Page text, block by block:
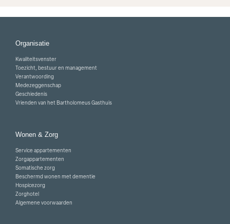
Organisatie
Kwaliteitsvenster
Toezicht, bestuur en management
Verantwoording
Medezeggenschap
Geschiedenis
Vrienden van het Bartholomeus Gasthuis
Wonen & Zorg
Service appartementen
Zorgappartementen
Somatische zorg
Beschermd wonen met dementie
Hospicezorg
Zorghotel
Algemene voorwaarden